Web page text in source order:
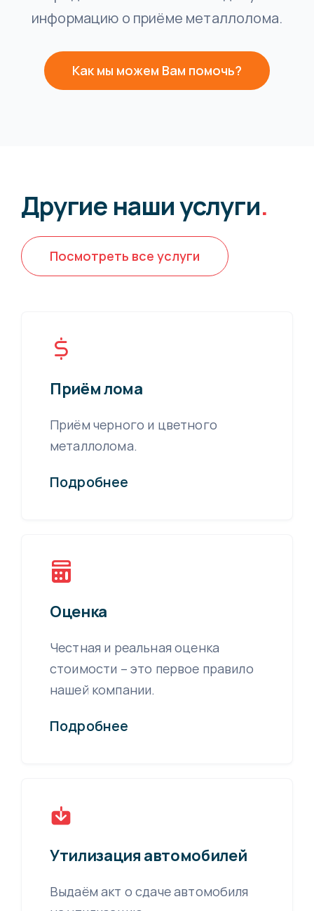
информацию о приёме металлолома.
Как мы можем Вам помочь?
Другие наши услуги.
Посмотреть все услуги
Приём лома
Приём черного и цветного
металлолома.
Подробнее
Оценка
Честная и реальная оценка
стоимости – это первое правило
нашей компании.
Подробнее
Утилизация автомобилей
Выдаём акт о сдаче автомобиля